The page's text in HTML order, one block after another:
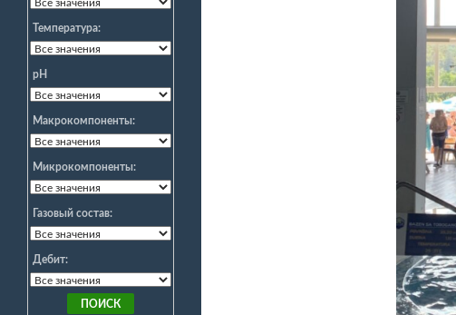
Температура:
pH
Макрокомпоненты:
Микрокомпоненты:
Газовый состав:
Дебит: